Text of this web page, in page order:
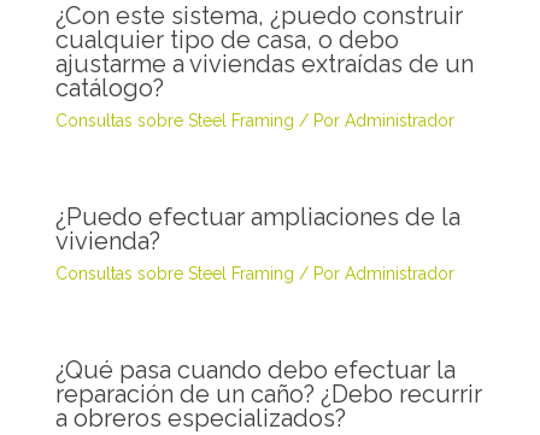
¿Con este sistema, ¿puedo construir
cualquier tipo de casa, o debo
ajustarme a viviendas extraídas de un
catálogo?
Consultas sobre Steel Framing / Por Administrador
¿Puedo efectuar ampliaciones de la
vivienda?
Consultas sobre Steel Framing / Por Administrador
¿Qué pasa cuando debo efectuar la
reparación de un caño? ¿Debo recurrir
a obreros especializados?